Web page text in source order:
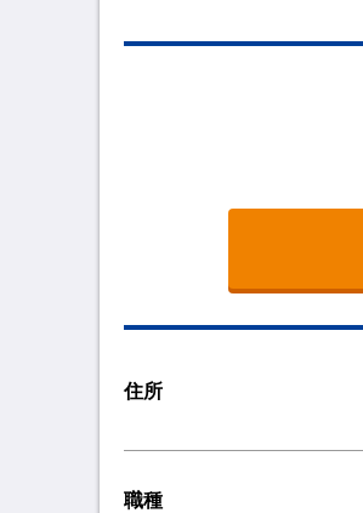
住所
職種